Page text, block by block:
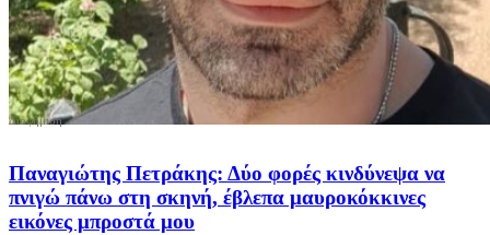
Παναγιώτης Πετράκης: Δύο φορές κινδύνεψα να
πνιγώ πάνω στη σκηνή, έβλεπα μαυροκόκκινες
εικόνες μπροστά μου